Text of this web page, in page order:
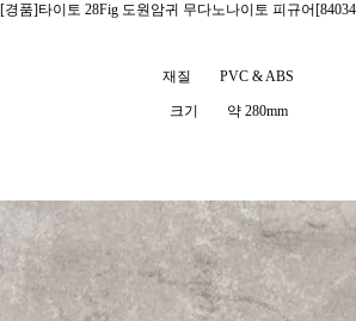
[경품]타이토 28Fig 도원암귀 무다노나이토 피규어
재질 PVC & ABS
크기 약 280mm